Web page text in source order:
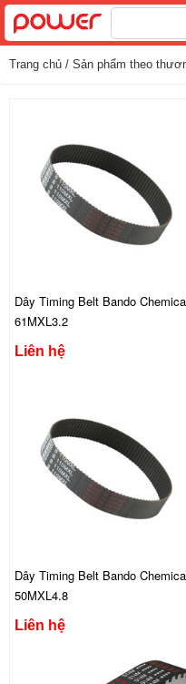
Tìm
kiếm
Trang chủ / Sản phẩm theo
Dây Timing Belt Bando
61MXL3.2
Liên hệ
Dây Timing Belt Bando
50MXL4.8
Liên hệ